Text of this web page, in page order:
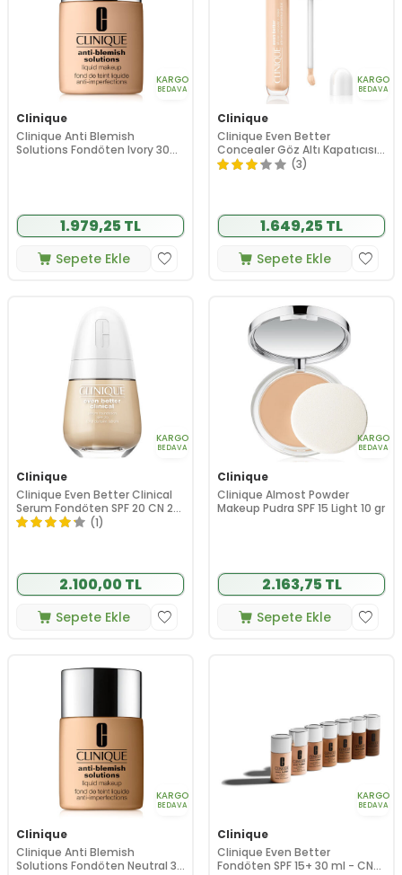
KARGO
BEDAVA
Clinique
Clinique Anti Blemish
Solutions Fondöten Ivory 30
1.979,25 TL
Sepete Ekle
KARGO
BEDAVA
Clinique
Clinique Even Better
Concealer Göz Altı Kapatıcısı
CN 10 Alabaster 6 ml
(3)
1.649,25 TL
Sepete Ekle
KARGO
BEDAVA
Clinique
Clinique Even Better Clinical
Serum Fondöten SPF 20 CN 28
Ivory 30 ml
(1)
2.100,00 TL
Sepete Ekle
KARGO
BEDAVA
Clinique
Clinique Almost Powder
Makeup Pudra SPF 15 Light 10 gr
2.163,75 TL
Sepete Ekle
KARGO
BEDAVA
Clinique
Clinique Anti Blemish
Solutions Fondöten Neutral 30
KARGO
BEDAVA
Clinique
Clinique Even Better
Fondöten SPF 15+ 30 ml - CN